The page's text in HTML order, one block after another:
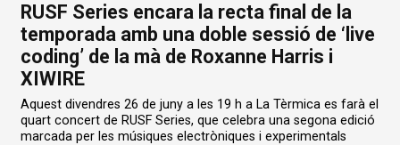
RUSF Series encara la recta final de la
temporada amb una doble sessió de ‘live
coding’ de la mà de Roxanne Harris i
XIWIRE
Aquest divendres 26 de juny a les 19 h a La Tèrmica es farà el
quart concert de RUSF Series, que celebra una segona edició
marcada per les músiques electròniques i experimentals